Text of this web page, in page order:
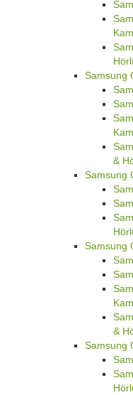
Samsung
&
Samsung
Samsung
&
Samsung